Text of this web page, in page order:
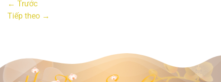
← Trước
Tiếp theo →